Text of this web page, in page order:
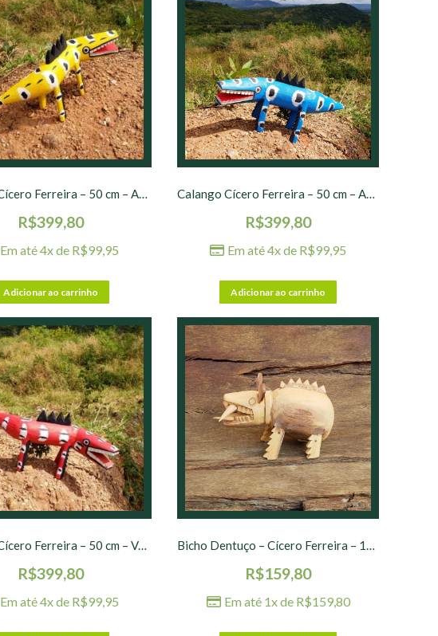
Calango Cícero Ferreira – 50 cm – Amarelo
R$399,80
Em até 4x de R$99,95
Adicionar ao carrinho
Calango Cícero Ferreira – 50 cm – Azul Claro
R$399,80
Em até 4x de R$99,95
Adicionar ao carrinho
Calango Cícero Ferreira – 50 cm – Vermelha
R$399,80
Em até 4x de R$99,95
Bicho Dentuço – Cícero Ferreira – 15 cm – Natural
R$159,80
Em até 1x de R$159,80